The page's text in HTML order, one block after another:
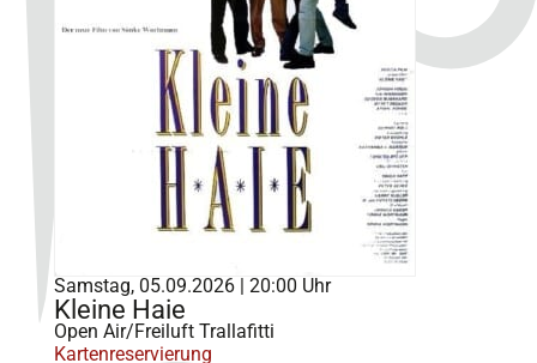
Samstag, 05.09.2026 | 20:00 Uhr
Kleine Haie
Open Air/Freiluft Trallafitti
Kartenreservierung